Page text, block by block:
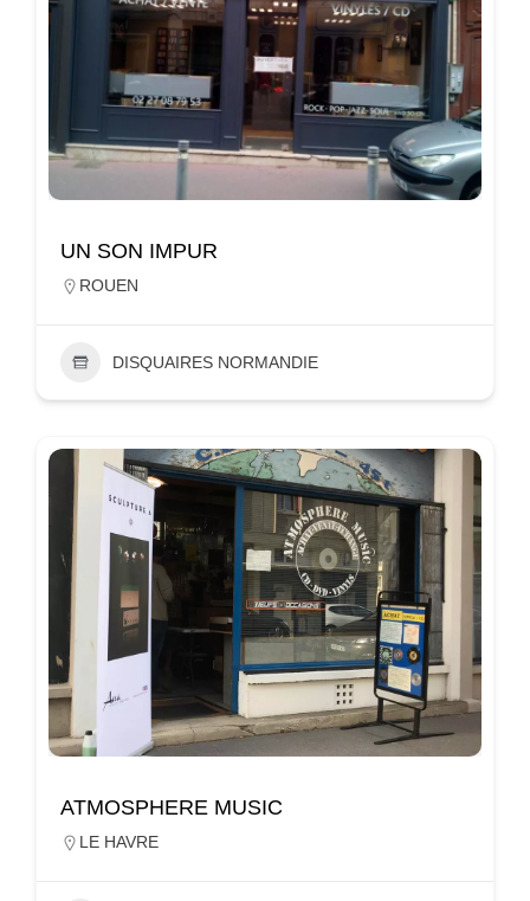
UN SON IMPUR
ROUEN
DISQUAIRES NORMANDIE
ATMOSPHERE MUSIC
LE HAVRE